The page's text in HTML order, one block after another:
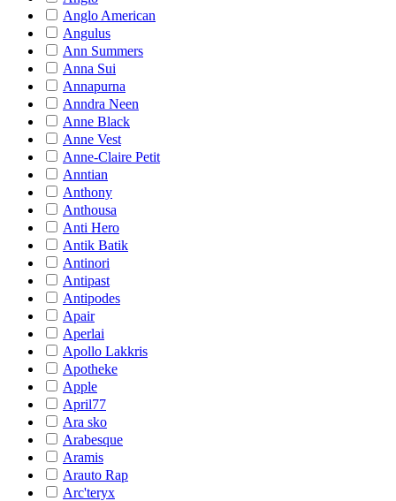
Anglo American
Angulus
Ann Summers
Anna Sui
Annapurna
Anndra Neen
Anne Black
Anne Vest
Anne-Claire Petit
Anntian
Anthony
Anthousa
Anti Hero
Antik Batik
Antinori
Antipast
Antipodes
Apair
Aperlai
Apollo Lakkris
Apotheke
Apple
April77
Ara sko
Arabesque
Aramis
Arauto Rap
Arc'teryx